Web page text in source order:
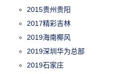
2015贵州贵阳
2017精彩吉林
2019海南椰风
2019深圳华为总部
2019石家庄